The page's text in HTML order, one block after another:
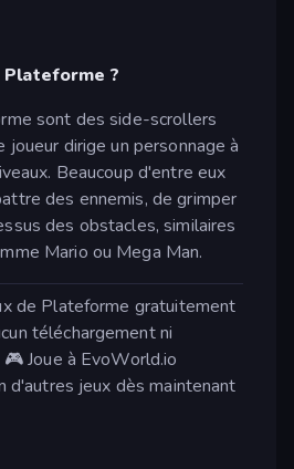
Plateforme ?
sont des side-scrollers
dirige un personnage à
Beaucoup d'entre eux
des ennemis, de grimper
des obstacles, similaires
Mario ou Mega Man.
de Plateforme gratuitement
téléchargement ni
Joue à EvoWorld.io
d'autres jeux dès maintenant